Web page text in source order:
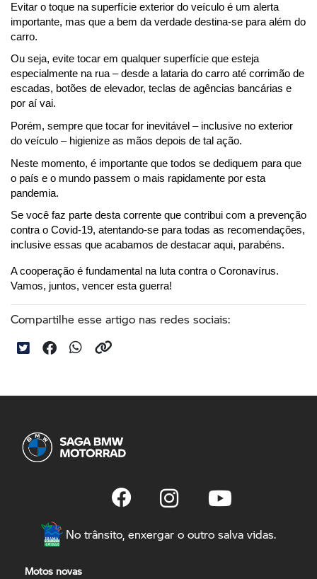
Evitar o toque na superfície exterior do veículo é um alerta
importante, mas que a bem da verdade destina-se para além do
carro.
Ou seja, evite tocar em qualquer superfície que esteja
especialmente na rua – desde a lataria do carro até corrimão de
escadas, botões de elevador, teclas de agências bancárias e
por aí vai.
Porém, sempre que tocar for inevitável – inclusive no exterior
do veículo – higienize as mãos depois de tal ação.
Neste momento, é importante que todos se dediquem para que
o país e o mundo passem o mais rapidamente por esta
pandemia.
Se você faz parte desta corrente que contribui com a prevenção
contra o Covid-19, atentando-se para todas as recomendações,
inclusive essas que acabamos de destacar aqui, parabéns.
A cooperação é fundamental na luta contra o Coronavírus.
Vamos, juntos, vencer esta guerra!
Compartilhe esse artigo nas redes sociais:
No trânsito, enxergar o outro salva vidas.
Motos novas